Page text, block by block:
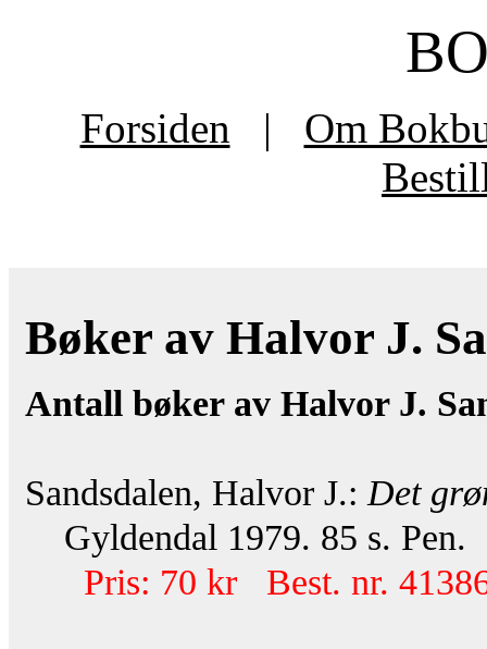
Forsiden |
Om
Bøker av Halvor J.
Antall bøker av Halvor J.
Sandsdalen, Halvor J.: Det
Gyldendal 1979. 85 s. Pen.
Pris: 70 kr Best. nr.